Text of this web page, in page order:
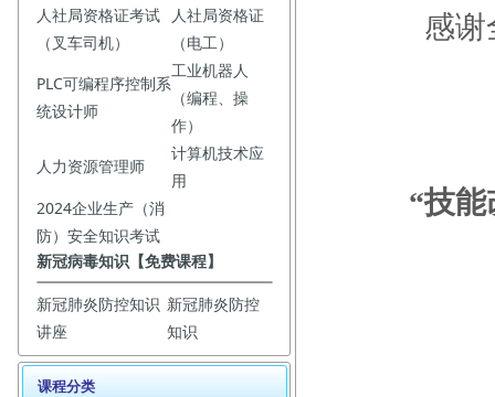
人社局资格证考试
（叉车司机）
人社局资格证
（电工）
PLC可编程序控制系
统设计师
工业机器人
（编程、操
作）
人力资源管理师
计算机技术应
用
2024企业生产（消
防）安全知识考试
新冠病毒知识【免费课程】
新冠肺炎防控知识
讲座
新冠肺炎防控
知识
课程分类
感谢
“技